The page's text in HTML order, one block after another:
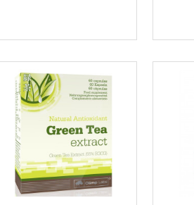
ZMA 90 Capsules 90
7 865 Ft